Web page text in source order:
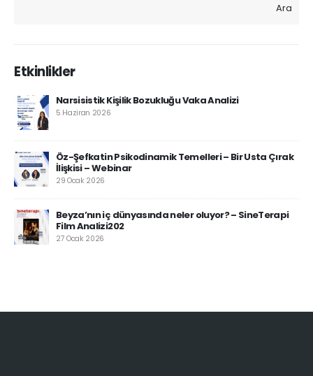
Ara
Etkinlikler
Narsisistik Kişilik Bozukluğu Vaka Analizi
5 Haziran 2026
Öz-Şefkatin Psikodinamik Temelleri – Bir Usta Çırak
İlişkisi – Webinar
29 Ocak 2026
Beyza’nın iç dünyasında neler oluyor? – SineTerapi
Film Analizi202
27 Ocak 2026